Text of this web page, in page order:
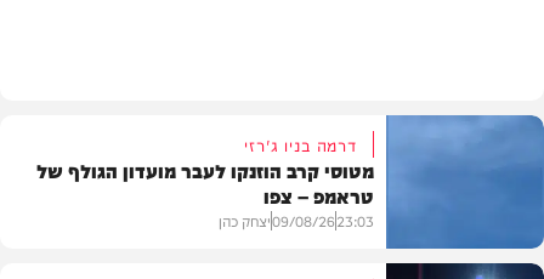
דרמה בניו ג'רזי
מטוסי קרב הוזנקו לעבר מועדון הגולף של
טראמפ – צפו
23:03
09/08/26יצחק כהן